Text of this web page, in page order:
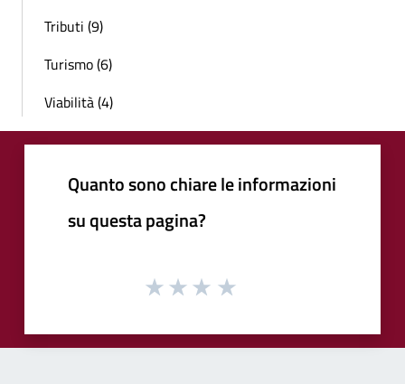
Tributi (9)
Turismo (6)
Viabilità (4)
Quanto sono chiare le informazioni
su questa pagina?